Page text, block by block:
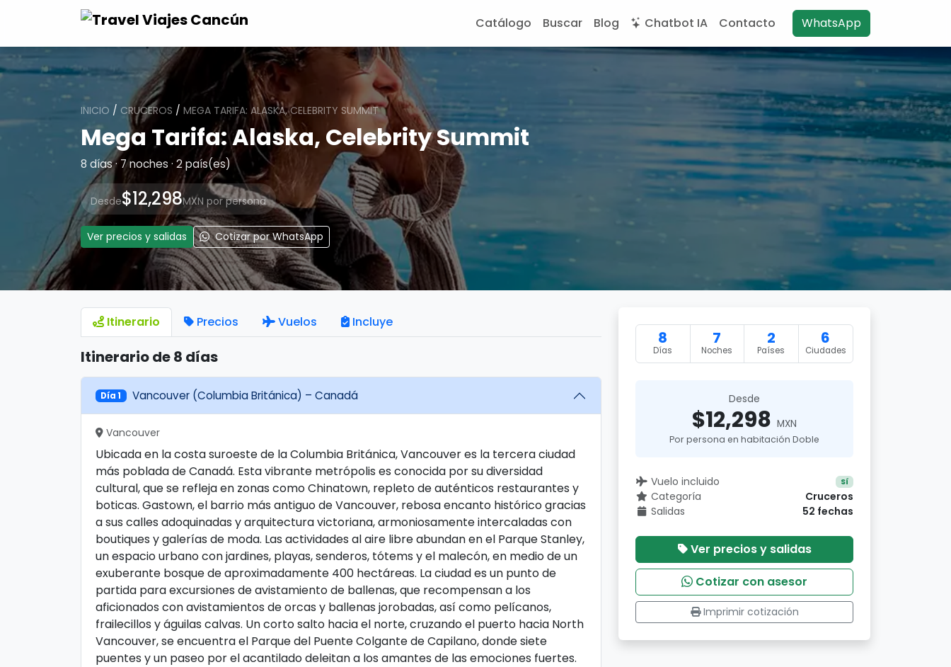
Catálogo Buscar Blog Chatbot IA Contacto WhatsApp
INICIO / CRUCEROS / MEGA TARIFA: ALASKA, CELEBRITY SUMMIT
Mega Tarifa: Alaska, Celebrity Summit
8 días · 7 noches · 2 país(es)
Desde$12,298MXN por persona
Ver precios y salidas Cotizar por WhatsApp
Itinerario Precios Vuelos Incluye
Itinerario de 8 días
Día 1 Vancouver (Columbia Británica) – Canadá
Vancouver
Ubicada en la costa suroeste de la Columbia Británica, Vancouver es la tercera ciudad
más poblada de Canadá. Esta vibrante metrópolis es conocida por su diversidad
cultural, que se refleja en zonas como Chinatown, repleto de auténticos restaurantes y
boticas. Gastown, el barrio más antiguo de Vancouver, rebosa encanto histórico gracias
a sus calles adoquinadas y arquitectura victoriana, armoniosamente intercaladas con
boutiques y galerías de moda. Las actividades al aire libre abundan en el Parque Stanley,
un espacio urbano con jardines, playas, senderos, tótems y el malecón, en medio de un
exuberante bosque de aproximadamente 400 hectáreas. La ciudad es un punto de
partida para excursiones de avistamiento de ballenas, que recompensan a los
aficionados con avistamientos de orcas y ballenas jorobadas, así como pelícanos,
frailecillos y águilas calvas. Un corto salto hacia el norte, cruzando el puerto hacia North
Vancouver, se encuentra el Parque del Puente Colgante de Capilano, donde siete
puentes y un paseo por el acantilado deleitan a los amantes de las emociones fuertes.
8
Días
7
Noches
2
Países
6
Ciudades
Desde
$12,298 MXN
Por persona en habitación Doble
Vuelo incluido Sí
Categoría
Cruceros
Salidas
52 fechas
Ver precios y salidas
Cotizar con asesor
Imprimir cotización